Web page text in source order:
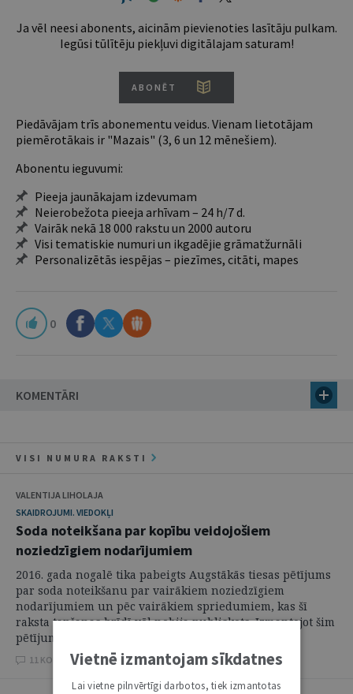
Ja vēl neesi abonents, aicinām pievienoties lasītāju pulkam.
Iegūsi tūlītēju piekļuvi digitālajam saturam!
ABONĒT
Piedāvājam trīs abonementu veidus. Vienam lietotājam
piemērotākais ir "Mazais" (3, 6 un 12 mēnešiem).
Abonentu ieguvumi:
Pieeja jaunākajam izdevumam
Neierobežota pieeja arhīvam – 24 h/7 d.
Vairāk nekā 18 000 rakstu un 2000 autoru
Visi tematiskie numuri un ikgadējie grāmatžurnāli
Personalizētās iespējas – piezīmes, citāti, mapes
0
KOMENTĀRI
VISI NUMURA RAKSTI
VALENTIJA LIHOLAJA
SKAIDROJUMI. VIEDOKĻI
Soda noteikšana par kopību veidojošiem
noziedzīgiem nodarījumiem
2016. gada nogalē tika pabeigts Augstākās tiesas pētījums
par soda noteikšanu par vairākiem noziedzīgiem
nodarījumiem un pēc vairākiem spriedumiem, kas šī
raksta tapšanas brīdī vēl nebija publiskots. Izmantojot šim
pētījumam iesniegtos tiesu ...
11 KOMENTĀRIVietnē izmantojam sīkdatnes
Lai vietne pilnvērtīgi darbotos, tiek izmantotas